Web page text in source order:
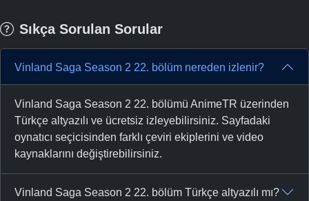
Sıkça Sorulan Sorular
Vinland Saga Season 2 22. bölüm nereden izlenir?
Vinland Saga Season 2 22. bölümü AnimeTR üzerinden
Türkçe altyazılı ve ücretsiz izleyebilirsiniz. Sayfadaki
oynatıcı seçicisinden farklı çeviri ekiplerini ve video
kaynaklarını değiştirebilirsiniz.
Vinland Saga Season 2 22. bölüm Türkçe altyazılı mı?